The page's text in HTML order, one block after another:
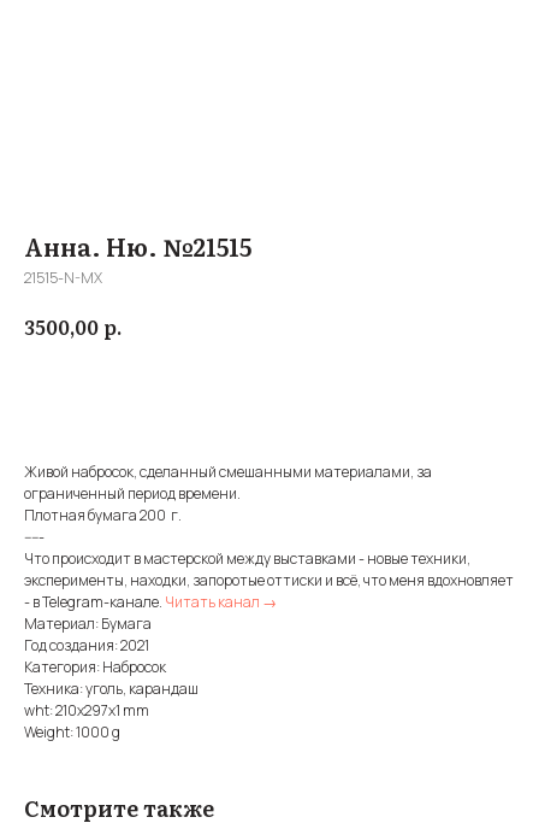
Анна. Ню. №21515
21515-N-MX
3500,00 р.
Живой набросок, сделанный смешанными материалами, за
ограниченный период времени.
Плотная бумага 200 г.
-----
Что происходит в мастерской между выставками - новые техники,
эксперименты, находки, запоротые оттиски и всё, что меня вдохновляет
- в Telegram-канале. Читать канал →
Материал: Бумага
Год создания: 2021
Категория: Набросок
Техника: уголь, карандаш
wht: 210x297x1 mm
Weight: 1000 g
Смотрите также